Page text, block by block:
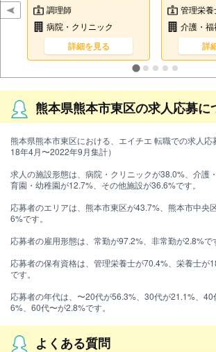
調理師
病院・クリニック
詳細を見る
管理栄養
介護・福
詳
熊本県熊本市東区の求人応募に
熊本県熊本市東区における、エイチエ 転職での求人
18年4月〜2022年9月集計）
求人の施設形態は、病院・クリニックが38.0%、介護
育園・幼稚園が12.7%、その他施設が36.6%です。
応募者のエリアは、熊本市東区が43.7%、熊本市中央
6%です。
応募者の雇用形態は、常勤が97.2%、非常勤が2.8%で
応募者の保有資格は、管理栄養士が70.4%、栄養士が
です。
応募者の年代は、〜20代が56.3%、30代が21.1%、
6%、60代〜が2.8%です。
よくある質問